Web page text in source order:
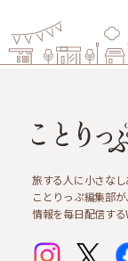
旅する人に小さなし
ことりっぷ編集部
情報を毎日配信する